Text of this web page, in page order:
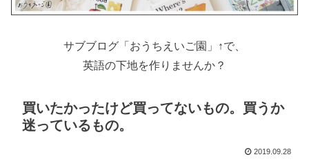
サブブログ「おうちえいご園」↑で、
英語の下地を作りませんか？
買いたかったけど買ってないもの。買うか
迷っているもの。
2019.09.28